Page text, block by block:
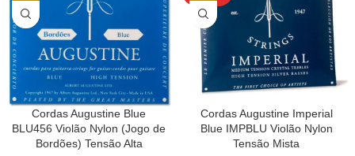
Cordas Augustine Blue
BLU456 Violão Nylon (Jogo de
Bordões) Tensão Alta
Cordas Augustine Imperial
Blue IMPBLU Violão Nylon
Tensão Mista